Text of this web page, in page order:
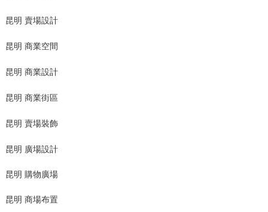
昆明 賣場設計
昆明 商業空間
昆明 商業設計
昆明 商業街區
昆明 賣場裝飾
昆明 廣場設計
昆明 購物廣場
昆明 商場布置